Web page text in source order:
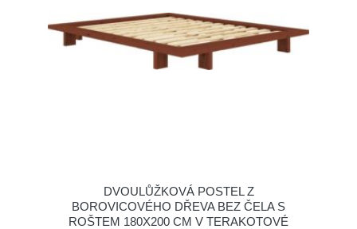
DVOULŮŽKOVÁ POSTEL Z
BOROVICOVÉHO DŘEVA BEZ ČELA S
ROŠTEM 180X200 CM V TERAKOTOVÉ